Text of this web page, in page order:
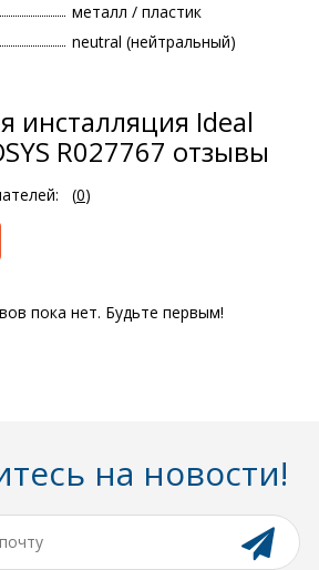
металл / пластик
neutral (нейтральный)
инсталляция Ideal
R027767 отзывы
(0)
пока нет. Будьте первым!
на новости!